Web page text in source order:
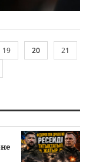
19 20
21